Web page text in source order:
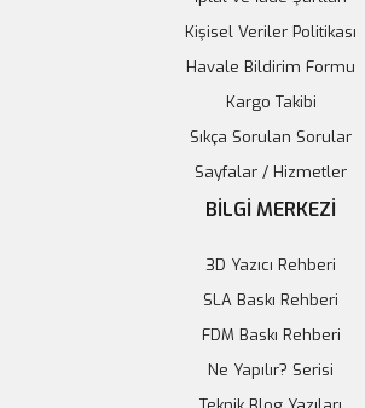
Kişisel Veriler Politikası
Havale Bildirim Formu
Kargo Takibi
Sıkça Sorulan Sorular
Sayfalar / Hizmetler
BİLGİ MERKEZİ
3D Yazıcı Rehberi
SLA Baskı Rehberi
FDM Baskı Rehberi
Ne Yapılır? Serisi